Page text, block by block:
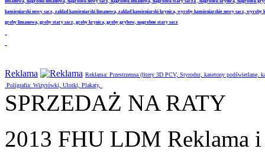
kamieniarski nowy sacz, zaklad kamieniarski limanowa, zaklad kamieniarski krynica, wyroby kamieniarskie nowy sacz,
groby limanowa, groby stary sacz, groby krynica, groby grybow, nagrobne stary sacz
Reklama
Reklama: Przestrzenna (litery 3D PCV, Styrodur, kasetony
Poligrafia: Wizytówki, Ulotki, Plakaty,
SPRZEDAŻ NA RATY
2013 FHU LDM Reklama